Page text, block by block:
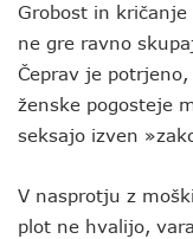
Grobost in
ne gre ravno
Čeprav je
ženske pogosteje
seksajo izven
V nasprotju z
plot ne hvalijo,